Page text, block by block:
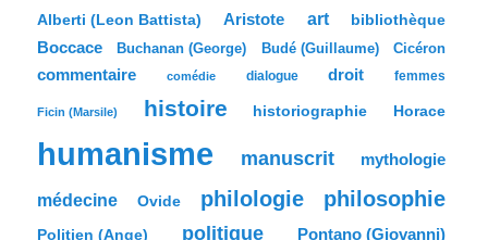
e
c
e
Alberti (Leon Battista) Aristote art bibliothèque
Boccace Buchanan (George) Budé (Guillaume) Cicéron
commentaire comédie dialogue droit femmes
Ficin (Marsile) histoire historiographie Horace
humanisme manuscrit mythologie
médecine Ovide philologie philosophie
Politien (Ange) politique Pontano (Giovanni)